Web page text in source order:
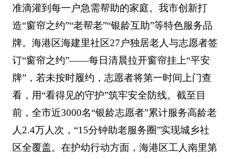
准滴灌到每一户急需帮助的家庭。我市创新打
造“窗帘之约”“老帮老”“银龄互助”等特色服务品
牌。海港区海建里社区27户独居老人与志愿者签
订“窗帘之约”——每日清晨拉开窗帘挂上“平安
牌”，若未按时履约，志愿者将第一时间上门查
看，用“看得见的守护”筑牢安全防线。截至目
前，全市近3000名“银龄志愿者”累计服务高龄老
人2.4万人次，“15分钟助老服务圈”实现城乡社
区全覆盖。在护幼行动方面，海港区工人南里第